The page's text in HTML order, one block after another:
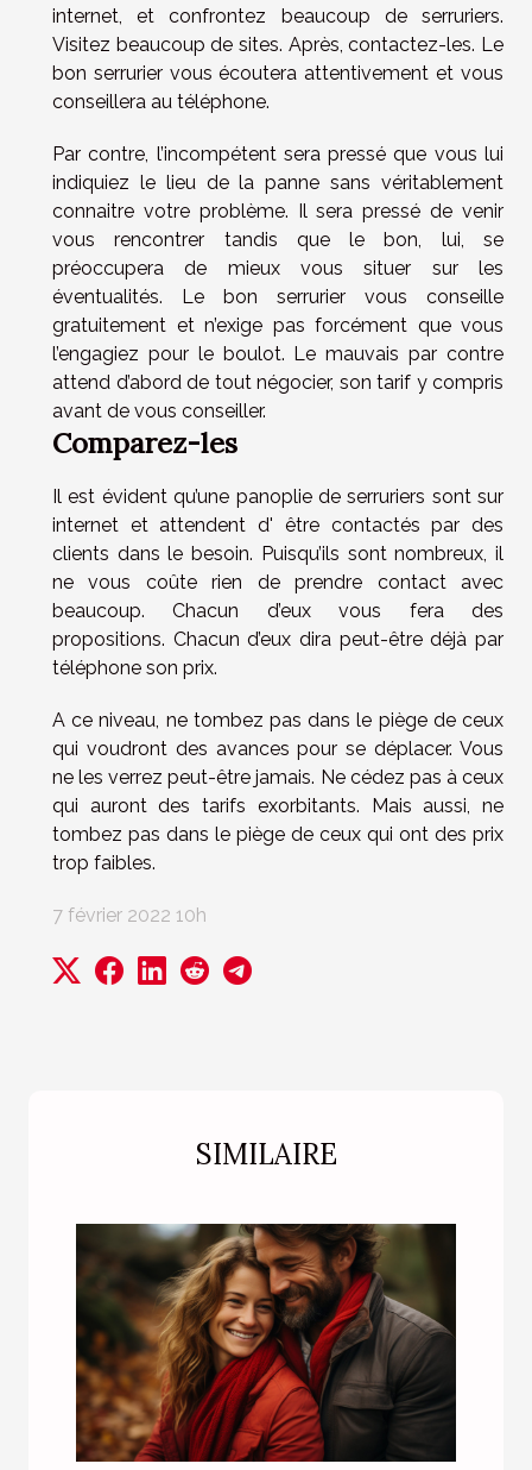
SIMILAIRE
internet, et confrontez beaucoup de serruriers.
Visitez beaucoup de sites. Après, contactez-les. Le
bon serrurier vous écoutera attentivement et vous
conseillera au téléphone.
Par contre, l’incompétent sera pressé que vous lui
indiquiez le lieu de la panne sans véritablement
connaitre votre problème. Il sera pressé de venir
vous rencontrer tandis que le bon, lui, se
préoccupera de mieux vous situer sur les
éventualités. Le bon serrurier vous conseille
gratuitement et n’exige pas forcément que vous
l’engagiez pour le boulot. Le mauvais par contre
attend d’abord de tout négocier, son tarif y compris
avant de vous conseiller.
Comparez-les
Il est évident qu’une panoplie de serruriers sont sur
internet et attendent d' être contactés par des
clients dans le besoin. Puisqu’ils sont nombreux, il
ne vous coûte rien de prendre contact avec
beaucoup. Chacun d’eux vous fera des
propositions. Chacun d’eux dira peut-être déjà par
téléphone son prix.
A ce niveau, ne tombez pas dans le piège de ceux
qui voudront des avances pour se déplacer. Vous
ne les verrez peut-être jamais. Ne cédez pas à ceux
qui auront des tarifs exorbitants. Mais aussi, ne
tombez pas dans le piège de ceux qui ont des prix
trop faibles.
7 février 2022 10h